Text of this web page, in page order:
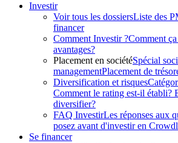
Investir
Voir tous les dossiersListe des
financer
Comment Investir ?Comment
avantages?
Placement en sociétéSpécial
managementPlacement de
Diversification et risques
Comment le rating est-il établi?
diversifier?
FAQ InvestirLes réponses aux
posez avant d'investir en
Se financer